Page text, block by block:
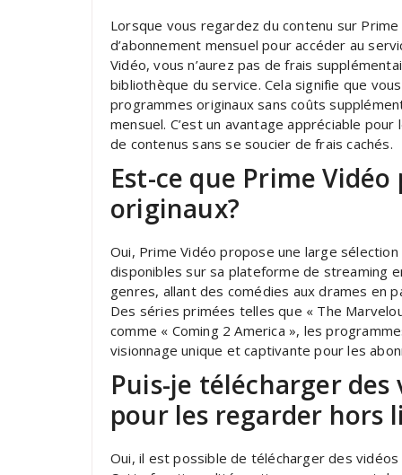
Lorsque vous regardez du contenu sur
d’abonnement mensuel pour accéder au
Vidéo, vous n’aurez pas de frais
bibliothèque du service. Cela signifie que
programmes originaux sans coûts
mensuel. C’est un avantage appréciable
de contenus sans se soucier de frais cachés.
Est-ce que Prime
originaux?
Oui, Prime Vidéo propose une large
disponibles sur sa plateforme de streaming
genres, allant des comédies aux drames en
Des séries primées telles que « The
comme « Coming 2 America », les
visionnage unique et captivante pour les
Puis-je télécharger des
pour les regarder hors
Oui, il est possible de télécharger des